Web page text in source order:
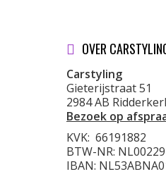
OVER
Carstyling
Gieterijstraat 51
2984 AB
Bezoek op
KVK: 66191882
BTW-NR:
IBAN: